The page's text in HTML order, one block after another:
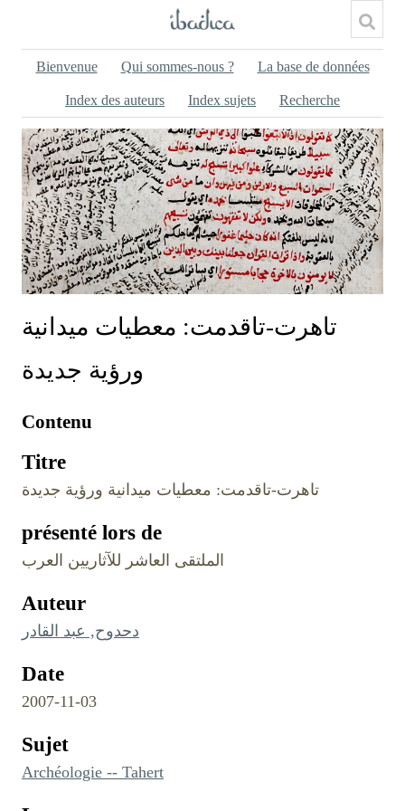
Bienvenue Qui sommes-nous ? La base de données
Index des auteurs Index sujets Recherche
تاهرت-تاقدمت: معطيات ميدانية
ورؤية جديدة
Contenu
Titre
تاهرت-تاقدمت: معطيات ميدانية ورؤية جديدة
présenté lors de
الملتقى العاشر للآثاريين العرب
Auteur
دحدوح, عبد القادر
Date
2007-11-03
Sujet
Archéologie -- Tahert